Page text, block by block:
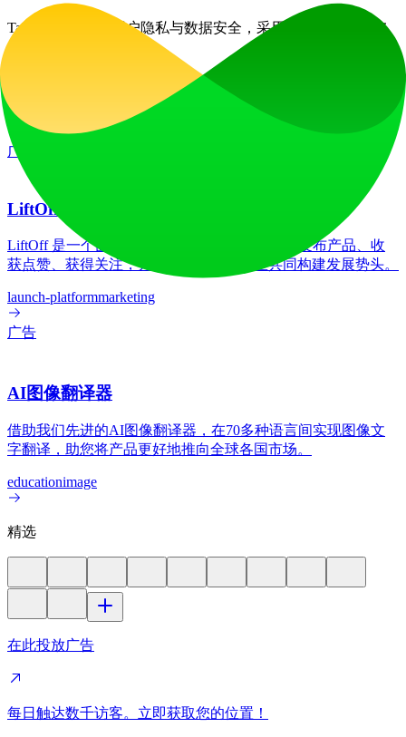
Talecast高度重视用户隐私与数据安全，采用严格措施保护您
的信息。
技术栈
Framer Sites
HTTP/3
React
广告
LiftOff
LiftOff 是一个面向创客的产品发布平台，用于发布产品、收
获点赞、获得关注，并与热爱未来的社区共同构建发展势头。
launch-platformmarketing
广告
AI图像翻译器
借助我们先进的AI图像翻译器，在70多种语言间实现图像文
字翻译，助您将产品更好地推向全球各国市场。
educationimage
精选
在此投放广告
每日触达数千访客。立即获取您的位置！